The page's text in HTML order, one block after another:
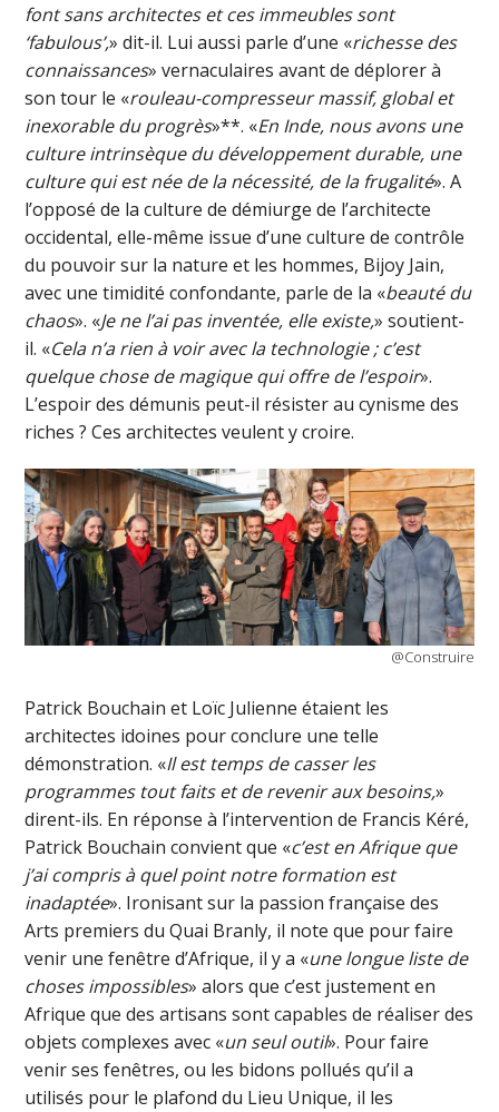
font sans architectes et ces immeubles sont
‘fabulous’,» dit-il. Lui aussi parle d’une «richesse des
connaissances» vernaculaires avant de déplorer à
son tour le «rouleau-compresseur massif, global et
inexorable du progrès»**. «En Inde, nous avons une
culture intrinsèque du développement durable, une
culture qui est née de la nécessité, de la frugalité». A
l’opposé de la culture de démiurge de l’architecte
occidental, elle-même issue d’une culture de contrôle
du pouvoir sur la nature et les hommes, Bijoy Jain,
avec une timidité confondante, parle de la «beauté du
chaos». «Je ne l’ai pas inventée, elle existe,» soutient-
il. «Cela n’a rien à voir avec la technologie ; c’est
quelque chose de magique qui offre de l’espoir».
L’espoir des démunis peut-il résister au cynisme des
riches ? Ces architectes veulent y croire.
@Construire
Patrick Bouchain et Loïc Julienne étaient les
architectes idoines pour conclure une telle
démonstration. «Il est temps de casser les
programmes tout faits et de revenir aux besoins,»
dirent-ils. En réponse à l’intervention de Francis Kéré,
Patrick Bouchain convient que «c’est en Afrique que
j’ai compris à quel point notre formation est
inadaptée». Ironisant sur la passion française des
Arts premiers du Quai Branly, il note que pour faire
venir une fenêtre d’Afrique, il y a «une longue liste de
choses impossibles» alors que c’est justement en
Afrique que des artisans sont capables de réaliser des
objets complexes avec «un seul outil». Pour faire
venir ses fenêtres, ou les bidons pollués qu’il a
utilisés pour le plafond du Lieu Unique, il les